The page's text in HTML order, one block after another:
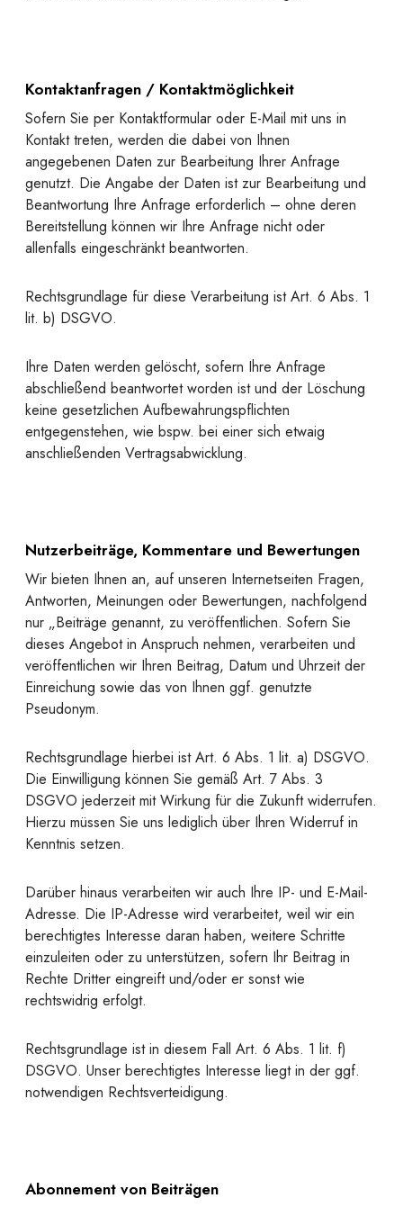
Kontaktanfragen / Kontaktmöglichkeit
Sofern Sie per Kontaktformular oder E-Mail mit uns in
Kontakt treten, werden die dabei von Ihnen
angegebenen Daten zur Bearbeitung Ihrer Anfrage
genutzt. Die Angabe der Daten ist zur Bearbeitung und
Beantwortung Ihre Anfrage erforderlich – ohne deren
Bereitstellung können wir Ihre Anfrage nicht oder
allenfalls eingeschränkt beantworten.
Rechtsgrundlage für diese Verarbeitung ist Art. 6 Abs. 1
lit. b) DSGVO.
Ihre Daten werden gelöscht, sofern Ihre Anfrage
abschließend beantwortet worden ist und der Löschung
keine gesetzlichen Aufbewahrungspflichten
entgegenstehen, wie bspw. bei einer sich etwaig
anschließenden Vertragsabwicklung.
Nutzerbeiträge, Kommentare und Bewertungen
Wir bieten Ihnen an, auf unseren Internetseiten Fragen,
Antworten, Meinungen oder Bewertungen, nachfolgend
nur „Beiträge genannt, zu veröffentlichen. Sofern Sie
dieses Angebot in Anspruch nehmen, verarbeiten und
veröffentlichen wir Ihren Beitrag, Datum und Uhrzeit der
Einreichung sowie das von Ihnen ggf. genutzte
Pseudonym.
Rechtsgrundlage hierbei ist Art. 6 Abs. 1 lit. a) DSGVO.
Die Einwilligung können Sie gemäß Art. 7 Abs. 3
DSGVO jederzeit mit Wirkung für die Zukunft widerrufen.
Hierzu müssen Sie uns lediglich über Ihren Widerruf in
Kenntnis setzen.
Darüber hinaus verarbeiten wir auch Ihre IP- und E-Mail-
Adresse. Die IP-Adresse wird verarbeitet, weil wir ein
berechtigtes Interesse daran haben, weitere Schritte
einzuleiten oder zu unterstützen, sofern Ihr Beitrag in
Rechte Dritter eingreift und/oder er sonst wie
rechtswidrig erfolgt.
Rechtsgrundlage ist in diesem Fall Art. 6 Abs. 1 lit. f)
DSGVO. Unser berechtigtes Interesse liegt in der ggf.
notwendigen Rechtsverteidigung.
Abonnement von Beiträgen